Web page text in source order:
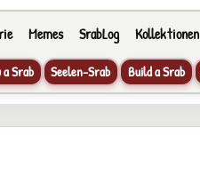
Memes SrabLog Kollektionen
a Srab
Seelen-Srab Build a Srab